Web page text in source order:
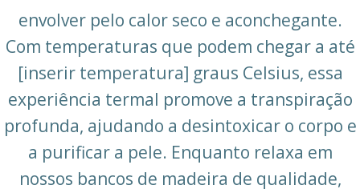
envolver pelo calor seco e aconchegante.
Com temperaturas que podem chegar a até
[inserir temperatura] graus Celsius, essa
experiência termal promove a transpiração
profunda, ajudando a desintoxicar o corpo e
a purificar a pele. Enquanto relaxa em
nossos bancos de madeira de qualidade,